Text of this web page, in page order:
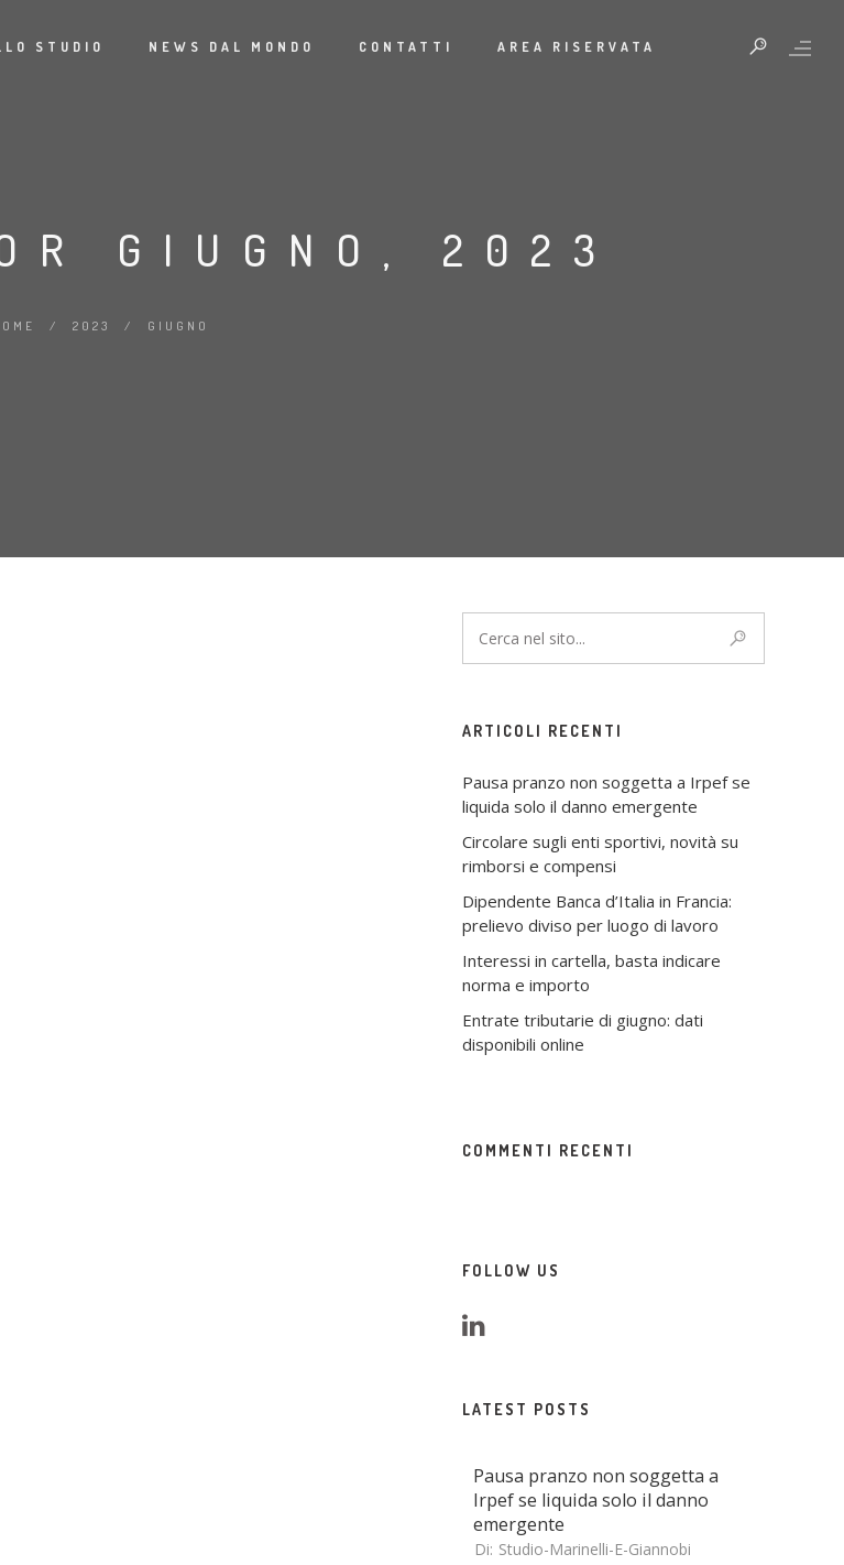
STUDIO NEWS DAL MONDO CONTATTI AREA RISERVATA
GIUGNO, 2023
/ 2023 / GIUGNO
ARTICOLI RECENTI
Pausa pranzo non soggetta a Irpef se
liquida solo il danno emergente
Circolare sugli enti sportivi, novità su
rimborsi e compensi
Dipendente Banca d’Italia in Francia:
prelievo diviso per luogo di lavoro
Interessi in cartella, basta indicare
norma e importo
Entrate tributarie di giugno: dati
disponibili online
COMMENTI RECENTI
FOLLOW US
LATEST POSTS
Pausa pranzo non soggetta a
Irpef se liquida solo il danno
emergente
Di: Studio-Marinelli-E-Giannobi